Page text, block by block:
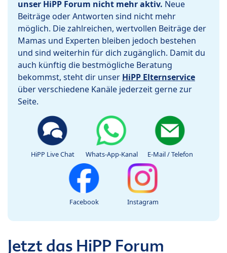
unser HiPP Forum nicht mehr aktiv. Neue
Beiträge oder Antworten sind nicht mehr
möglich. Die zahlreichen, wertvollen Beiträge der
Mamas und Experten bleiben jedoch bestehen
und sind weiterhin für dich zugänglich. Damit du
auch künftig die bestmögliche Beratung
bekommst, steht dir unser HiPP Elternservice
über verschiedene Kanäle jederzeit gerne zur
Seite.
HiPP Live Chat Whats-App-Kanal E-Mail / Telefon
Facebook Instagram
Jetzt das HiPP Forum